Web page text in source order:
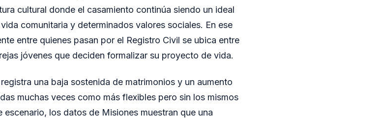
cultural donde el casamiento continúa siendo un ideal
comunitaria y determinados valores sociales. En ese
entre quienes pasan por el Registro Civil se ubica entre
jóvenes que deciden formalizar su proyecto de vida.
una baja sostenida de matrimonios y un aumento
muchas veces como más flexibles pero sin los mismos
escenario, los datos de Misiones muestran que una